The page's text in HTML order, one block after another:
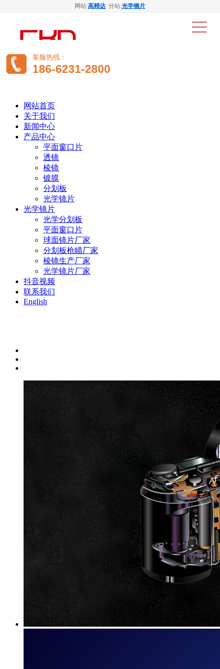
网站:高精达 分站:光学镜片
客服热线：
186-6231-2800
网站首页
关于我们
新闻中心
产品中心
平面窗口片
透镜
棱镜
镀膜
分划板
光学镜片
光学镜片
光学分划板
平面窗口片
球面镜片厂家
分划板枪瞄厂家
棱镜生产厂家
光学镜片厂家
抖音视频
联系我们
English